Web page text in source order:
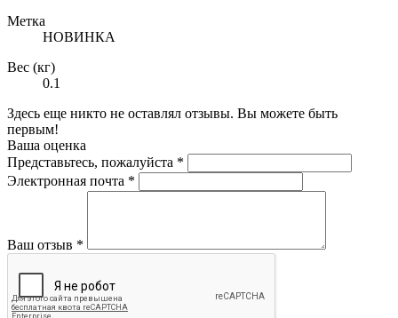
Метка
НОВИНКА
Вес (кг)
0.1
Здесь еще никто не оставлял отзывы. Вы можете быть
первым!
Ваша оценка
Представьтесь, пожалуйста *
Электронная почта *
Ваш отзыв *